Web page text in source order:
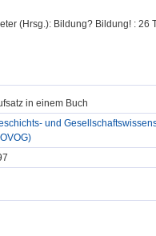
(Hrsg.): Bildung? Bildung! :
in einem Buch
und